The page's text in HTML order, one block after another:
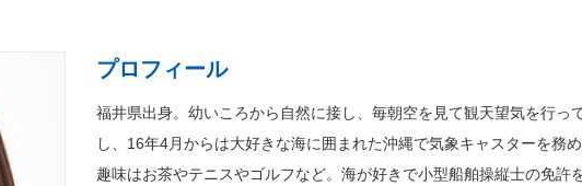
プロフィール
福井県出身。幼いころから自然に接し、毎朝空を見て観天望気を行っ
し、16年4月からは大好きな海に囲まれた沖縄で気象キャスターを務
趣味はお茶やテニスやゴルフなど。海が好きで小型船舶操縦士の免許